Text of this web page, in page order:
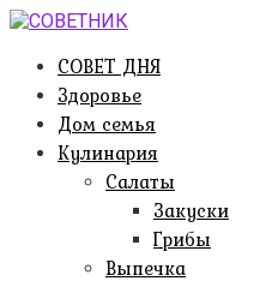
Перейти
контентуСОВЕТ ДНЯ
Здоровье
Дом семья
Кулинария
Салаты
Закуски
Грибы
Выпечка